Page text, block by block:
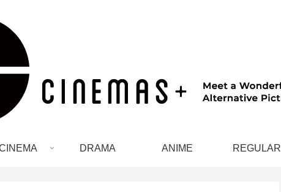
DRAMA ANIME REGULAR